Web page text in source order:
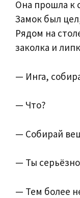
Она прошла к
Замок был
Рядом на
заколка и
— Инга,
— Что?
— Собирай
— Ты
— Тем более